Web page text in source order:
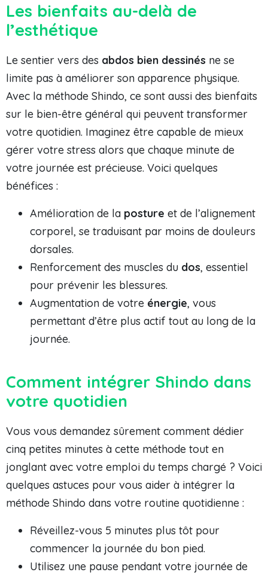
Les bienfaits au-delà de
l’esthétique
Le sentier vers des abdos bien dessinés ne se
limite pas à améliorer son apparence physique.
Avec la méthode Shindo, ce sont aussi des bienfaits
sur le bien-être général qui peuvent transformer
votre quotidien. Imaginez être capable de mieux
gérer votre stress alors que chaque minute de
votre journée est précieuse. Voici quelques
bénéfices :
Amélioration de la posture et de l’alignement
corporel, se traduisant par moins de douleurs
dorsales.
Renforcement des muscles du dos, essentiel
pour prévenir les blessures.
Augmentation de votre énergie, vous
permettant d’être plus actif tout au long de la
journée.
Comment intégrer Shindo dans
votre quotidien
Vous vous demandez sûrement comment dédier
cinq petites minutes à cette méthode tout en
jonglant avec votre emploi du temps chargé ? Voici
quelques astuces pour vous aider à intégrer la
méthode Shindo dans votre routine quotidienne :
Réveillez-vous 5 minutes plus tôt pour
commencer la journée du bon pied.
Utilisez une pause pendant votre journée de